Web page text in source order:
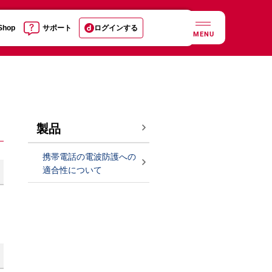
サポート ログインする
MENU
製品
携帯電話の電波防護への
適合性について